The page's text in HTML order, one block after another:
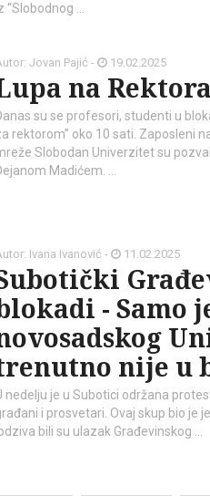
“Slobodnog …
Jovan Pajić - 19.02.2025
na
su se profesori, studenti u
rektorom” oko 10 sati. Zaposleni
Slobodan Univerzitet su
Madićem. …
Ivana Ivanović - 11.02.2025
- Samo
nije u
nedelju je u Subotici održana
i prosvetari. Ovaj skup bio je
bili su ulazak Građevinskog …